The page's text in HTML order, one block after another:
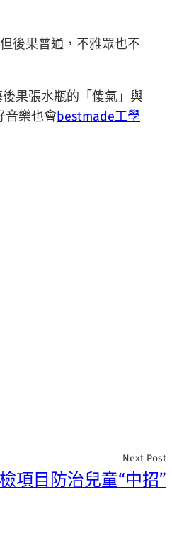
後果普通，不雅眾也不
果張水瓶的「傻氣」與
音樂也會bestmade工學
Next Post
項目防治兒童“中招”